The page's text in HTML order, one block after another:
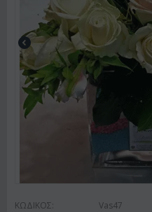
ΚΩΔΙΚΟΣ: Vas47